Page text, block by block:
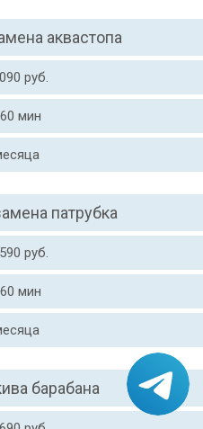
аквастопа
руб.
мин
патрубка
руб.
мин
барабана